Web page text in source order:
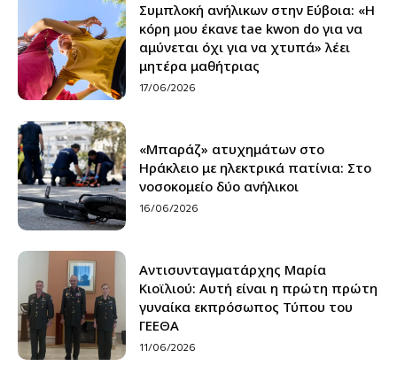
Συμπλοκή ανήλικων στην Εύβοια: «Η
κόρη μου έκανε tae kwon do για να
αμύνεται όχι για να χτυπά» λέει
μητέρα μαθήτριας
17/06/2026
«Μπαράζ» ατυχημάτων στο
Ηράκλειο με ηλεκτρικά πατίνια: Στο
νοσοκομείο δύο ανήλικοι
16/06/2026
Αντισυνταγματάρχης Μαρία
Κιοϊλιού: Αυτή είναι η πρώτη πρώτη
γυναίκα εκπρόσωπος Τύπου του
ΓΕΕΘΑ
11/06/2026